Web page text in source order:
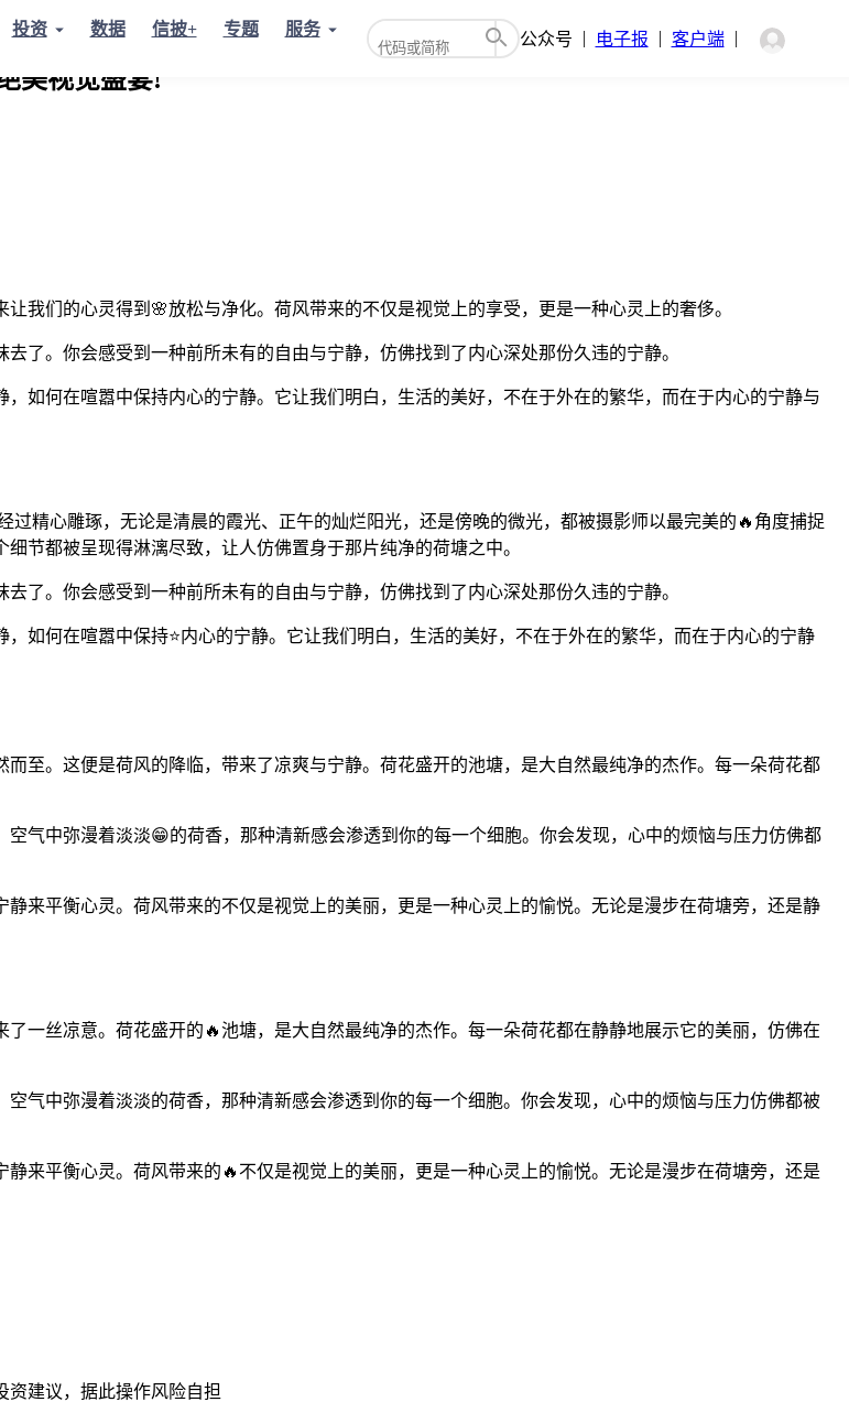
投资 数据 信披+ 专题 服务 公众号 电子报 客户端
美视觉盛宴!
我们的心灵得到🌸放松与净化。荷风带来的不仅是视觉上的享受，更是一种心灵上的奢侈。
了。你会感受到一种前所未有的自由与宁静，仿佛找到了内心深处那份久违的宁静。
如何在喧嚣中保持内心的宁静。它让我们明白，生活的美好，不在于外在的繁华，而在于内心的宁静与
精心雕琢，无论是清晨的霞光、正午的灿烂阳光，还是傍晚的微光，都被摄影师以最完美的🔥角度捕捉
节都被呈现得淋漓尽致，让人仿佛置身于那片纯净的荷塘之中。
了。你会感受到一种前所未有的自由与宁静，仿佛找到了内心深处那份久违的宁静。
如何在喧嚣中保持⭐内心的宁静。它让我们明白，生活的美好，不在于外在的繁华，而在于内心的宁静
至。这便是荷风的降临，带来了凉爽与宁静。荷花盛开的池塘，是大自然最纯净的杰作。每一朵荷花都
气中弥漫着淡淡😁的荷香，那种清新感会渗透到你的每一个细胞。你会发现，心中的烦恼与压力仿佛都
来平衡心灵。荷风带来的不仅是视觉上的美丽，更是一种心灵上的愉悦。无论是漫步在荷塘旁，还是静
一丝凉意。荷花盛开的🔥池塘，是大自然最纯净的杰作。每一朵荷花都在静静地展示它的美丽，仿佛在
气中弥漫着淡淡的荷香，那种清新感会渗透到你的每一个细胞。你会发现，心中的烦恼与压力仿佛都被
来平衡心灵。荷风带来的🔥不仅是视觉上的美丽，更是一种心灵上的愉悦。无论是漫步在荷塘旁，还是
资建议，据此操作风险自担